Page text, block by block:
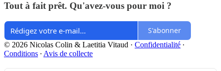
Tout à fait prêt. Qu'avez-vous pour moi ?
S'abonner
© 2026 Nicolas Colin & Laetitia Vitaud · Confidentialité ∙
Conditions ∙ Avis de collecte